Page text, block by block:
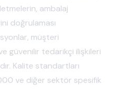
ambalaj
doğrulaması
müşteri
güvenilir tedarikçi ilişkileri
Kalite standartları
ve diğer sektör spesifik